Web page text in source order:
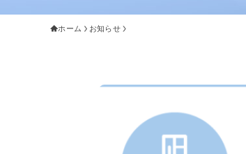
ホーム お知らせ